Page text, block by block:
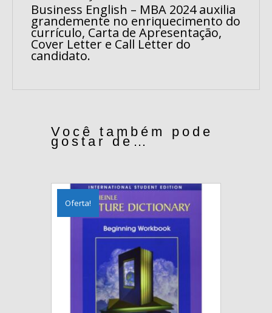
Business English – MBA 2024 auxilia
grandemente no enriquecimento do
currículo, Carta de Apresentação,
Cover Letter e Call Letter do
candidato.
Você também pode
gostar de…
Oferta!